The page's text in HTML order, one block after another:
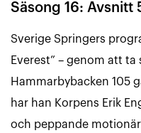
Säsong 16: Avsnitt
Sverige Springers
Everest” – genom att
Hammarbybacken 105
har han Korpens Erik
och peppande